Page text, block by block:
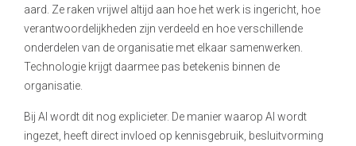
aard. Ze raken vrijwel altijd aan hoe het werk is ingericht, hoe
verantwoordelijkheden zijn verdeeld en hoe verschillende
onderdelen van de organisatie met elkaar samenwerken.
Technologie krijgt daarmee pas betekenis binnen de
organisatie.
Bij AI wordt dit nog explicieter. De manier waarop AI wordt
ingezet, heeft direct invloed op kennisgebruik, besluitvorming